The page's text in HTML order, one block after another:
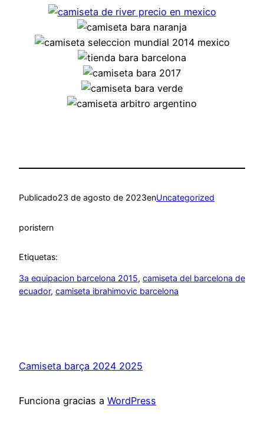
Publicado23 de agosto de 2023enUncategorized
poristern
Etiquetas:
3a equipacion barcelona 2015, camiseta del barcelona de
ecuador, camiseta ibrahimovic barcelona
Camiseta barça 2024 2025
Funciona gracias a WordPress